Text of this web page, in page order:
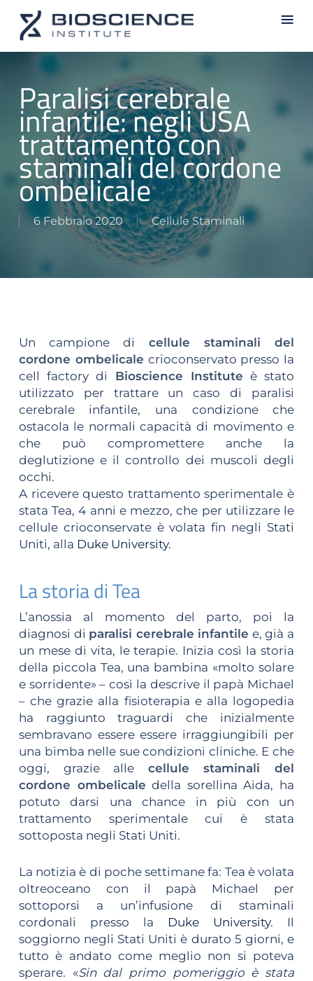
main
content
Paralisi cerebrale
infantile: negli USA
trattamento con
staminali del cordone
ombelicale
6 Febbraio 2020 Cellule Staminali
Un campione di cellule staminali del
cordone ombelicale crioconservato presso la
cell factory di Bioscience Institute è stato
utilizzato per trattare un caso di paralisi
cerebrale infantile, una condizione che
ostacola le normali capacità di movimento e
che può compromettere anche la
deglutizione e il controllo dei muscoli degli
occhi.
A ricevere questo trattamento sperimentale è
stata Tea, 4 anni e mezzo, che per utilizzare le
cellule crioconservate è volata fin negli Stati
Uniti, alla Duke University.
La storia di Tea
L’anossia al momento del parto, poi la
diagnosi di paralisi cerebrale infantile e, già a
un mese di vita, le terapie. Inizia così la storia
della piccola Tea, una bambina «molto solare
e sorridente» – così la descrive il papà Michael
– che grazie alla fisioterapia e alla logopedia
ha raggiunto traguardi che inizialmente
sembravano essere essere irraggiungibili per
una bimba nelle sue condizioni cliniche. E che
oggi, grazie alle cellule staminali del
cordone ombelicale della sorellina Aida, ha
potuto darsi una chance in più con un
trattamento sperimentale cui è stata
sottoposta negli Stati Uniti.
La notizia è di poche settimane fa: Tea è volata
oltreoceano con il papà Michael per
sottoporsi a un’infusione di staminali
cordonali presso la Duke University. Il
soggiorno negli Stati Uniti è durato 5 giorni, e
tutto è andato come meglio non si poteva
sperare. «Sin dal primo pomeriggio è stata